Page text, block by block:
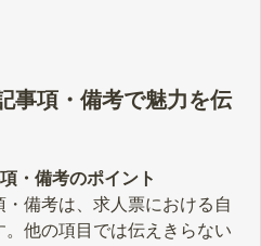
事項・備考で魅力を伝
・備考のポイント
備考は、求人票における自
他の項目では伝えきらない